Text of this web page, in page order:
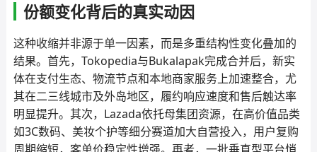
份额变化背后的真实动因
这种收缩并非源于单一因素，而是多重结构性变化叠加的
结果。首先，Tokopedia与Bukalapak完成合并后，新实
体在支付生态、物流节点和本地商家服务上加速整合，尤
其在二三线城市及外岛地区，履约响应速度和售后触达率
明显提升。其次，Lazada依托母集团资源，在高价值品类
如3C数码、美妆个护等细分赛道加大自营投入，用户复购